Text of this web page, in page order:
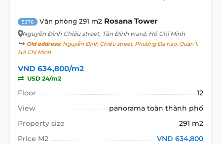
5376 Văn phòng 291 m2 Rosana Tower
Nguyễn Đình Chiểu street, Tân Định ward, Hồ Chí Minh
Old address:Nguyễn Đình Chiểu street, Phường Đa Kao, Quận 1,
Hồ Chí Minh
VND 634,800/m2
USD 24/m2
Floor
12
View
panorama toàn thành phố
Property size
291 m2
Price M2
VND 634,800